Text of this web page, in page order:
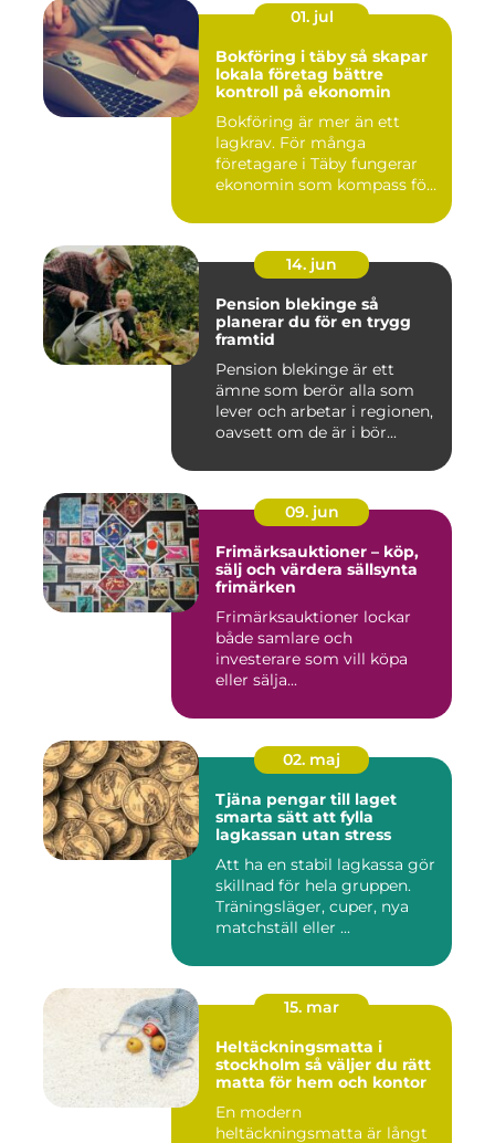
01. jul
Bokföring i täby så skapar
lokala företag bättre
kontroll på ekonomin
Bokföring är mer än ett
lagkrav. För många
företagare i Täby fungerar
ekonomin som kompass för
14. jun
Pension blekinge så
planerar du för en trygg
framtid
Pension blekinge är ett
ämne som berör alla som
lever och arbetar i regionen,
oavsett om de är i bör...
09. jun
Frimärksauktioner – köp,
sälj och värdera sällsynta
frimärken
Frimärksauktioner lockar
både samlare och
investerare som vill köpa
eller sälja...
02. maj
Tjäna pengar till laget
smarta sätt att fylla
lagkassan utan stress
Att ha en stabil lagkassa gör
skillnad för hela gruppen.
Träningsläger, cuper, nya
matchställ eller ...
15. mar
Heltäckningsmatta i
stockholm så väljer du rätt
matta för hem och kontor
En modern
heltäckningsmatta är långt